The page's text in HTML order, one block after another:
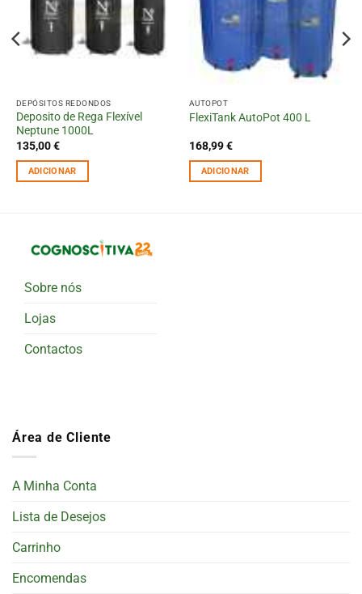
DEPÓSITOS REDONDOS
Deposito de Rega Flexível
Neptune 1000L
135,00€
ADICIONAR
AUTOPOT
FlexiTank AutoPot 400 L
168,99€
ADICIONAR
Sobre nós
Lojas
Contactos
Área de Cliente
A Minha Conta
Lista de Desejos
Carrinho
Encomendas